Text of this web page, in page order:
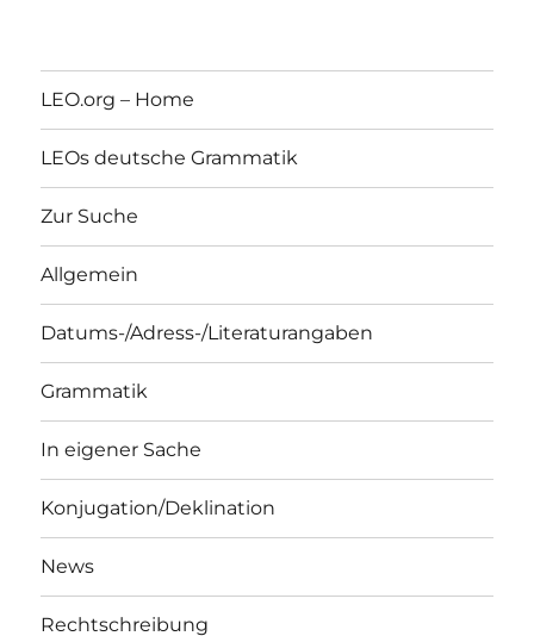
LEO.org – Home
LEOs deutsche Grammatik
Zur Suche
Allgemein
Datums-/Adress-/Literaturangaben
Grammatik
In eigener Sache
Konjugation/Deklination
News
Rechtschreibung